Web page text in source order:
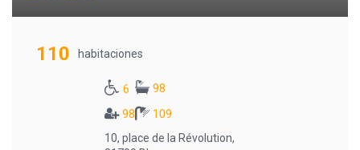
110 habitaciones
6
98
98
109
10, place de la Révolution,